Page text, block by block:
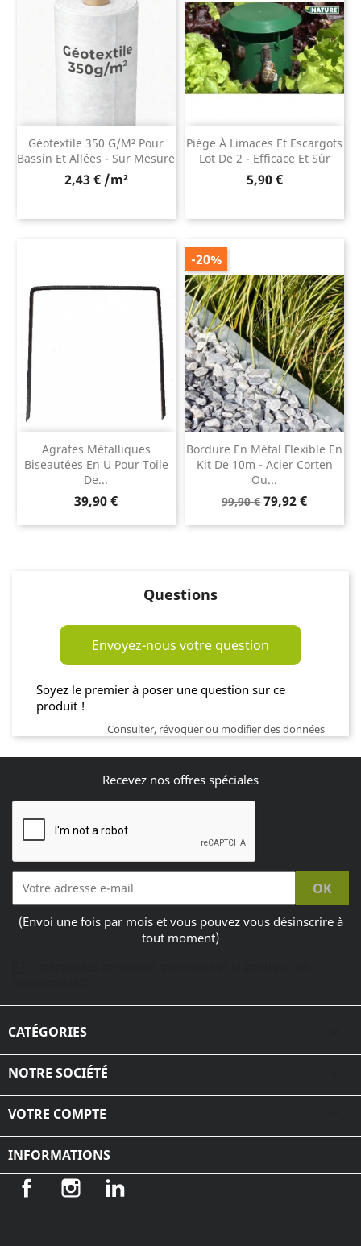
Géotextile 350 G/m² Pour
Bassin Et Allées - Sur Mesure
2,43 € /m²
Piège À Limaces Et Escargots
Lot De 2 - Efficace Et Sûr
Prix
5,90 €
Agrafes Métalliques
Biseautées En U Pour Toile
De...
Prix
39,90 €
Bordure En Métal Flexible En
Kit De 10m - Acier Corten
Ou...
Prix
base
99,90 €Prix
79,92 €
-20%
Questions
Envoyez-nous votre question
Soyez le premier à poser une question sur ce
produit !
Consulter, révoquer ou modifier des données
Recevez nos offres spéciales
(Envoi une fois par mois et vous pouvez vous désinscrire à
tout moment)
CATÉGORIES
NOTRE SOCIÉTÉ
VOTRE COMPTE
INFORMATIONS
Facebook Instagram